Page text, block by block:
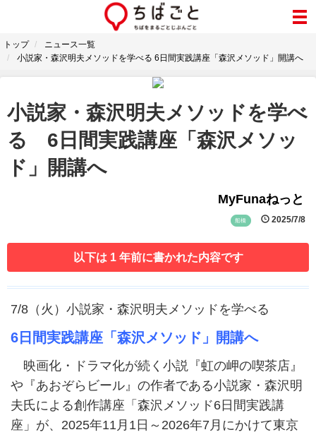
トップ
ニュース一覧
小説家・森沢明夫メソッドを学べる 6日間実践講座「森沢メソッド」開講へ
小説家・森沢明夫メソッドを学べ
る 6日間実践講座「森沢メソッ
ド」開講へ
MyFunaねっと
船橋 2025/7/8
以下は 1 年前に書かれた内容です
7/8（火）小説家・森沢明夫メソッドを学べる
6日間実践講座「森沢メソッド」開講へ
映画化・ドラマ化が続く小説『虹の岬の喫茶店』
や『あおぞらビール』の作者である小説家・森沢明
夫氏による創作講座「森沢メソッド6日間実践講
座」が、2025年11月1日～2026年7月にかけて東京